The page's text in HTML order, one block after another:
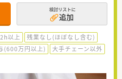
検討リストに
追加
以上
残業なし(ほぼなし含む)
(600万円以上)
大手チェーン以外